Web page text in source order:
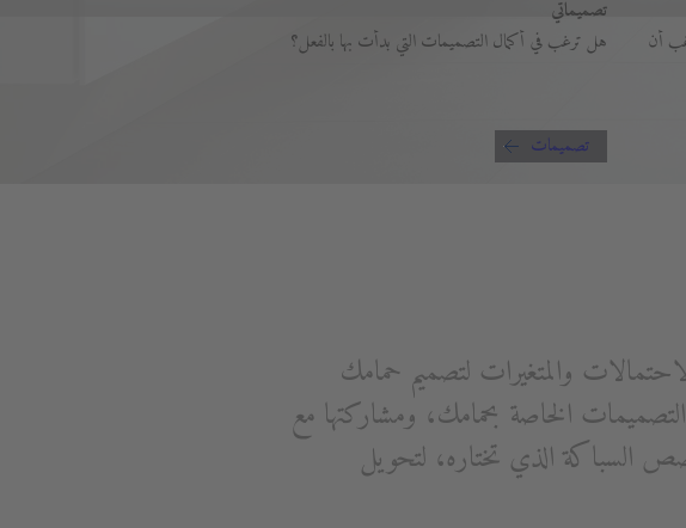
أن
تصميماتي
هل ترغب في أكمال التصميمات التي بدأت بها بالفعل؟
تصميمات
والمتغيرات لتصميم حمامك
الخاصة بحمامك، ومشاركتها مع
السباكة الذي تختاره، لتحويل